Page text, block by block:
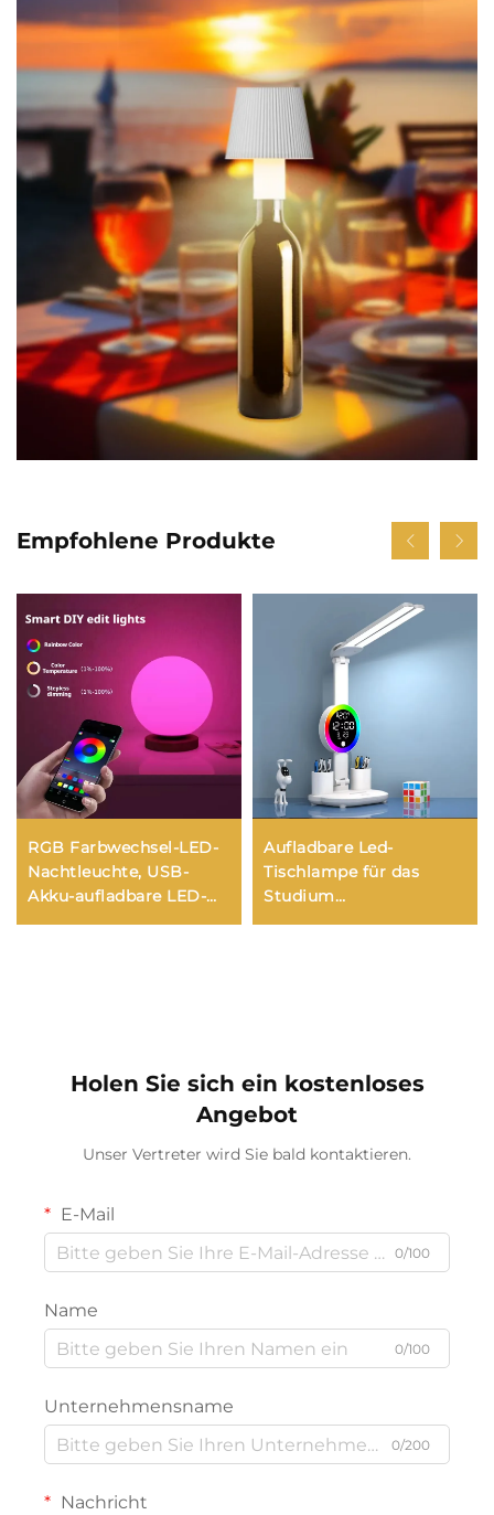
Empfohlene Produkte
RGB Farbwechsel-LED-
Nachtleuchte, USB-
Akku-aufladbare LED-
Tischleuchte,
Aufladbare Led-
Tischlampe für das
Studium
Schreibtischlampe
Holen Sie sich ein kostenloses
Angebot
Unser Vertreter wird Sie bald kontaktieren.
E-Mail
0/100
Name
0/100
Unternehmensname
0/200
Nachricht